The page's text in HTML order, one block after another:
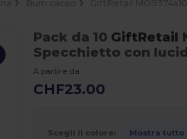
Pack da 10 GiftRetail
Specchietto con
A partire da
CHF23.00
Scegli il colore: Mostra tutto